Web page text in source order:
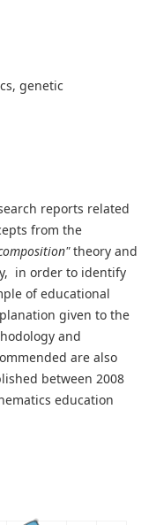
genetic
reports related
from the
theory and
in order to identify
of educational
given to the
and
are also
between 2008
education